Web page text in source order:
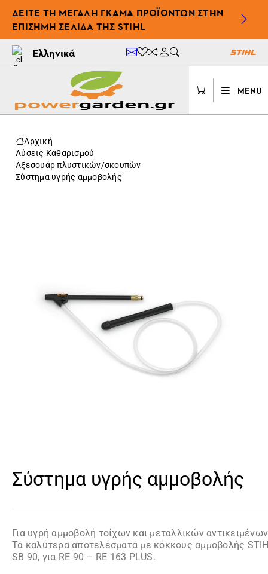
ΔΕΊΤΕ ΤΗ ΜΕΓΆΛΗ ΓΚΆΜΑ ΠΡΟΪΌΝΤΩΝ ΣΤΗΝ
ΕΠΊΣΗΜΗ ΣΕΛΊΔΑ ΤΗΣ STIHL
Ελληνικά
MENU
Αρχική
Λύσεις Καθαρισμού
Αξεσουάρ πλυστικών/σκουπών
Σύστημα υγρής αμμοβολής
Σύστημα υγρής αμμοβολής
Για υγρή αμμοβολή τοίχων και μεταλλικών
Τα καλύτερα αποτελέσματα με κόκκους αμμοβολής
SB 90, για RE 90 – RE 163 PLUS.